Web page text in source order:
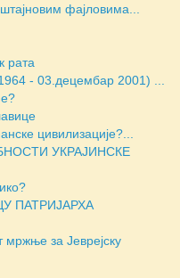
фајловима...
рата
- 03.децембар 2001) ...
цивилизације?...
УКРАЈИНСКЕ
ПАТРИЈАРХА
мржње за Јеврејску